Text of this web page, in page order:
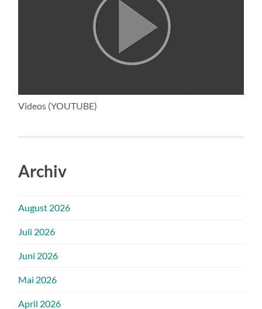
Videos (YOUTUBE)
Archiv
August 2026
Juli 2026
Juni 2026
Mai 2026
April 2026